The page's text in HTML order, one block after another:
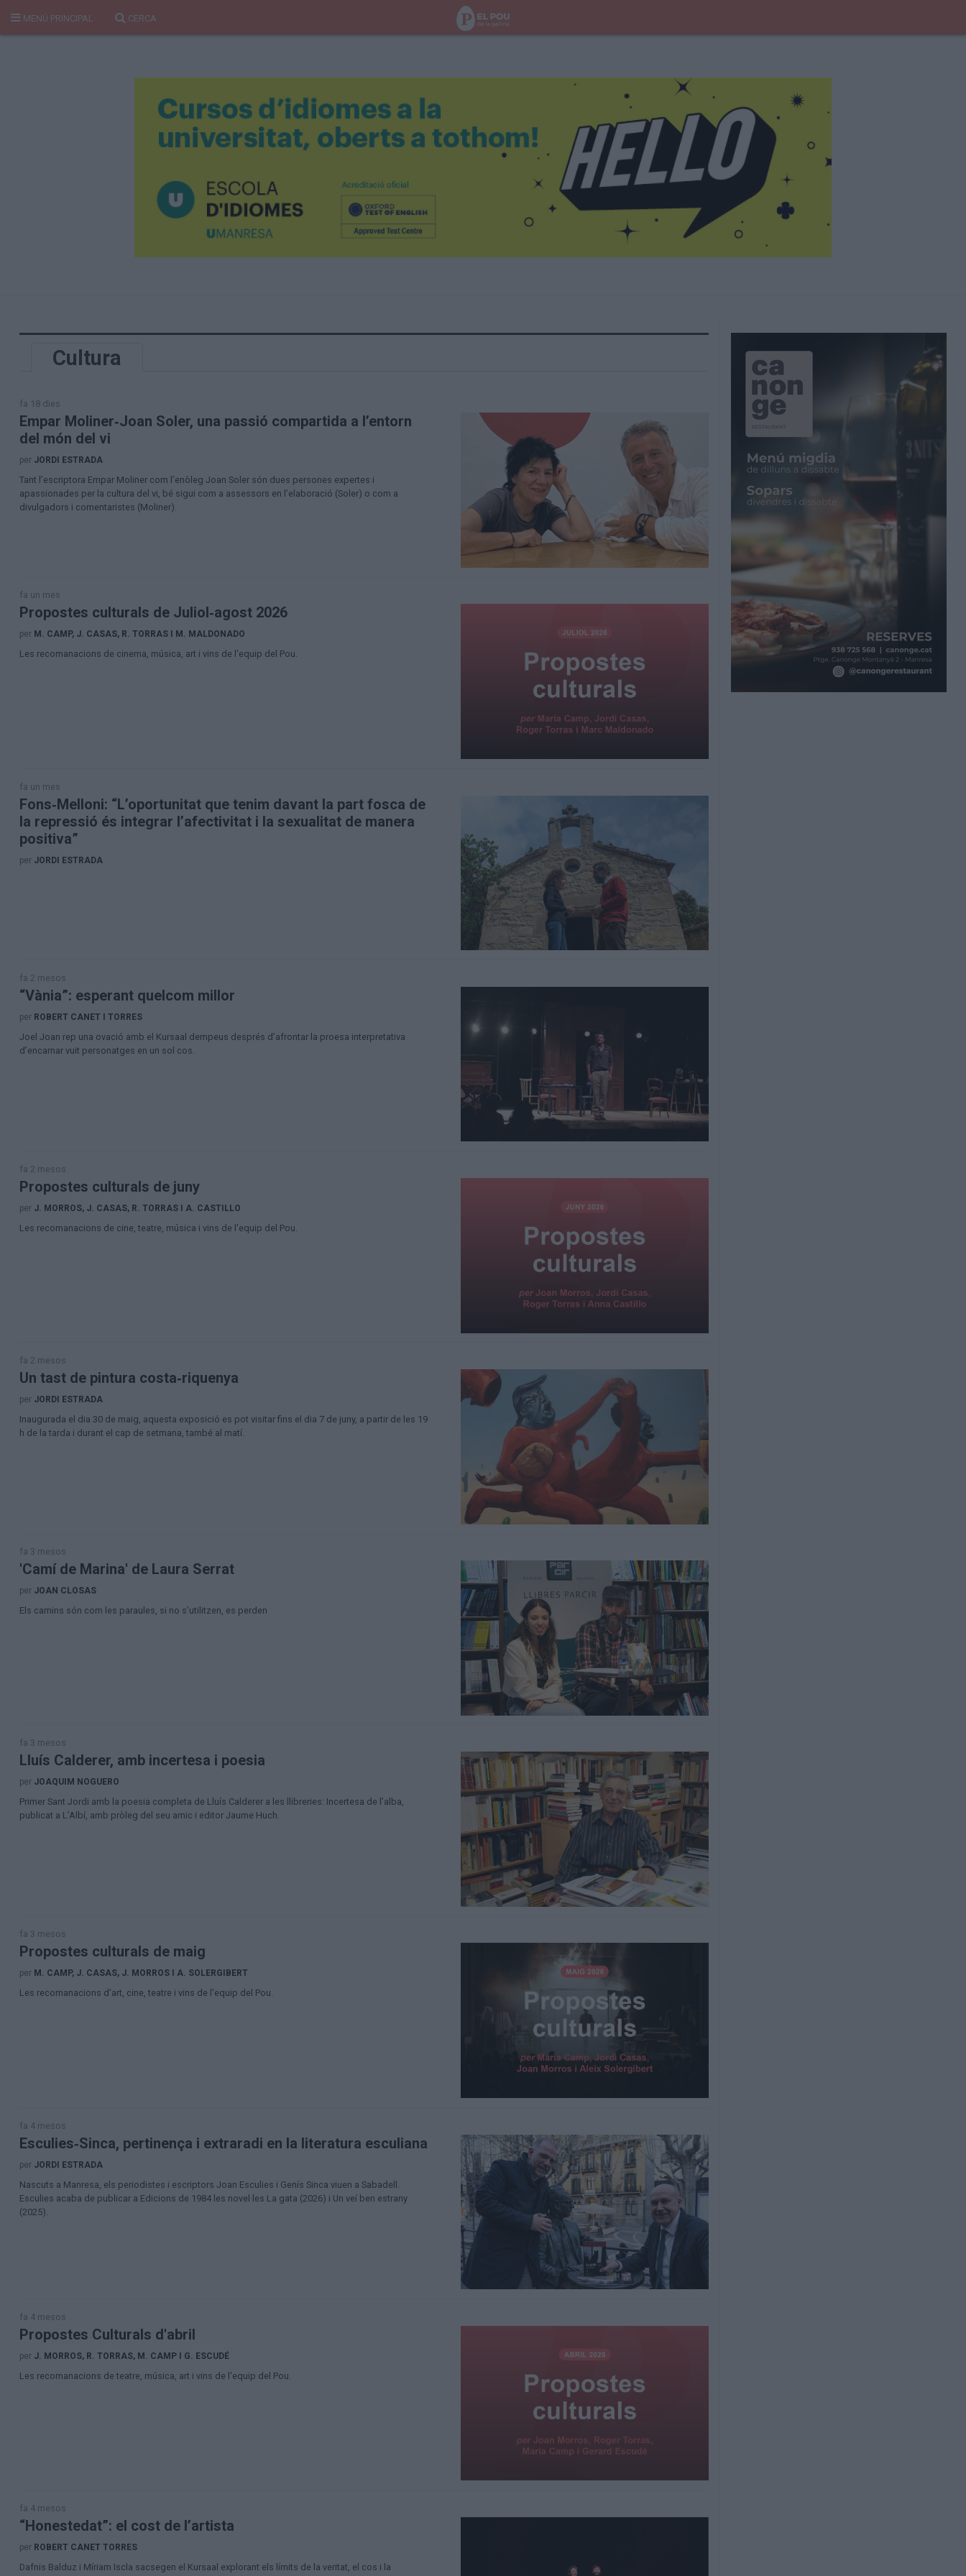
MENÚ PRINCIPAL CERCA
Aniversaris
Hemeroteca
Premis Oleguer Bisbal
Cultura
fa 18 dies
Empar Moliner‑Joan Soler, una passió compartida a l’entorn
del món del vi
per JORDI ESTRADA
Tant l’escriptora Empar Moliner com l’enòleg Joan Soler són dues persones expertes i
apassionades per la cultura del vi, bé sigui com a assessors en l’elaboració (Soler) o com a
divulgadors i comentaristes (Moliner).
fa un mes
Propostes culturals de Juliol‑agost 2026
per M. CAMP, J. CASAS, R. TORRAS I M. MALDONADO
Les recomanacions de cinema, música, art i vins de l'equip del Pou.
fa un mes
Fons‑Melloni: “L’oportunitat que tenim davant la part fosca de
la repressió és integrar l’afectivitat i la sexualitat de manera
positiva”
per JORDI ESTRADA
fa 2 mesos
“Vània”: esperant quelcom millor
per ROBERT CANET I TORRES
Joel Joan rep una ovació amb el Kursaal dempeus després d’afrontar la proesa interpretativa
d’encarnar vuit personatges en un sol cos.
fa 2 mesos
Propostes culturals de juny
per J. MORROS, J. CASAS, R. TORRAS I A. CASTILLO
Les recomanacions de cine, teatre, música i vins de l'equip del Pou.
fa 2 mesos
Un tast de pintura costa‑riquenya
per JORDI ESTRADA
Inaugurada el dia 30 de maig, aquesta exposició es pot visitar fins el dia 7 de juny, a partir de les 19
h de la tarda i durant el cap de setmana, també al matí.
fa 3 mesos
'Camí de Marina' de Laura Serrat
per JOAN CLOSAS
Els camins són com les paraules, si no s’utilitzen, es perden
fa 3 mesos
Lluís Calderer, amb incertesa i poesia
per JOAQUIM NOGUERO
Primer Sant Jordi amb la poesia completa de Lluís Calderer a les llibreries: Incertesa de l’alba,
publicat a L’Albí, amb pròleg del seu amic i editor Jaume Huch.
fa 3 mesos
Propostes culturals de maig
per M. CAMP, J. CASAS, J. MORROS I A. SOLERGIBERT
Les recomanacions d'art, cine, teatre i vins de l'equip del Pou.
fa 4 mesos
Esculies‑Sinca, pertinença i extraradi en la literatura esculiana
per JORDI ESTRADA
Nascuts a Manresa, els periodistes i escriptors Joan Esculies i Genís Sinca viuen a Sabadell.
Esculies acaba de publicar a Edicions de 1984 les novel·les La gata (2026) i Un veí ben estrany
(2025).
fa 4 mesos
Propostes Culturals d'abril
per J. MORROS, R. TORRAS, M. CAMP I G. ESCUDÉ
Les recomanacions de teatre, música, art i vins de l'equip del Pou.
fa 4 mesos
“Honestedat”: el cost de l’artista
per ROBERT CANET TORRES
Dafnis Balduz i Míriam Iscla sacsegen el Kursaal explorant els límits de la veritat, el cos i la